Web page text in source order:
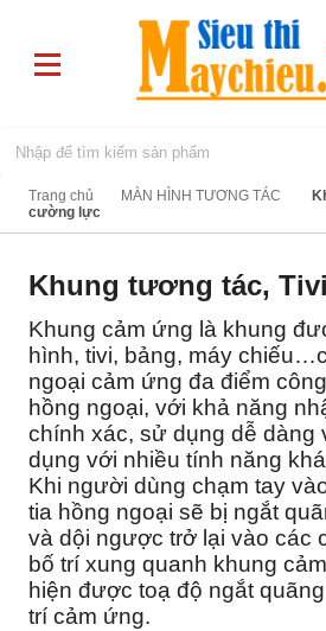
Trang chủ MÀN HÌNH TƯƠNG TÁC
cường lực
Khung tương tác,
Khung cảm ứng là khung
hình, tivi, bảng, máy
ngoại cảm ứng đa điểm
hồng ngoại, với khả năng
chính xác, sử dụng dễ dàng
dụng với nhiều tính năng
Khi người dùng chạm tay
tia hồng ngoại sẽ bị ngắt
và dội ngược trở lại vào các
bố trí xung quanh khung
hiện được toạ độ ngắt
trí cảm ứng.